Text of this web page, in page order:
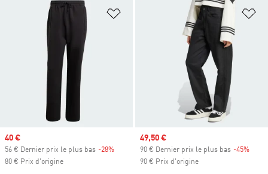
Ajouter à la Liste de produits
Prix soldé
40 €
56 € Dernier prix le plus bas -28%
80 € Prix d'origine
Prix soldé
49,50 €
90 € Dernier prix le plus bas -45%
90 € Prix d'origine